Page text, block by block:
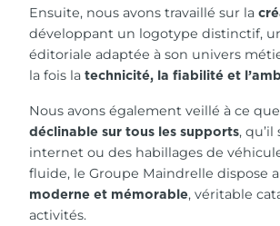
Ensuite, nous avons travaillé sur la
développant un logotype distinctif,
éditoriale adaptée à son univers
la fois la technicité, la fiabilité et
Nous avons également veillé à ce
déclinable sur tous les supports,
internet ou des habillages de
fluide, le Groupe Maindrelle dispose
moderne et mémorable, véritable
activités.